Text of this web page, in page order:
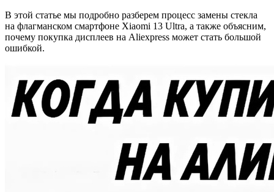
В этой статье мы подробно разберем процесс замены стекла
на флагманском смартфоне Xiaomi 13 Ultra, а также объясним,
почему покупка дисплеев на Aliexpress может стать большой
ошибкой.